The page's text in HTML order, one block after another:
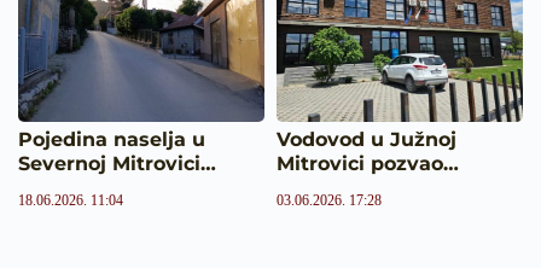
Pojedina naselja u
Severnoj Mitrovici…
18.06.2026. 11:04
Vodovod u Južnoj
Mitrovici pozvao…
03.06.2026. 17:28